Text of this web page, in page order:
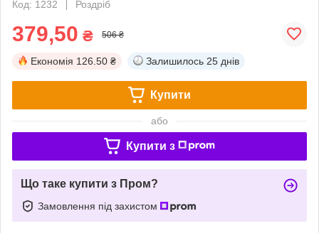
Код: 1232
Роздріб
379,50 ₴ 506 ₴
Економія 126.50 ₴ Залишилось 25 днів
Купити
або
Купити з
Що таке купити з Пром?
Замовлення під захистом